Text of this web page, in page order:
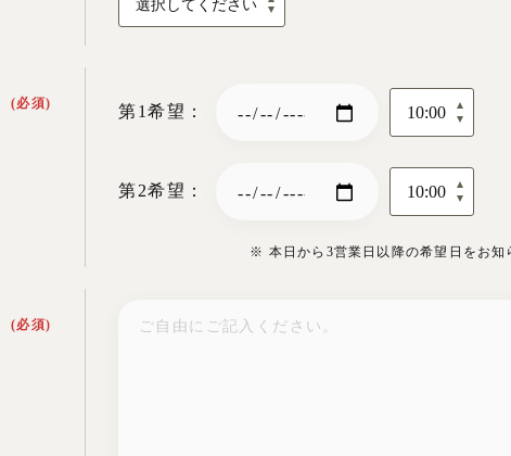
(必須) 第1希望：
第2希望：
※ 本日から3営業日以降の希望日をお知
(必須)